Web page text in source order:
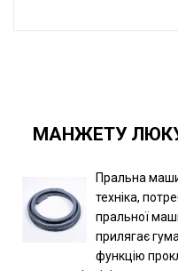
МАНЖЕТУ
Пральна
техніка,
пральної
прилягає
функцію